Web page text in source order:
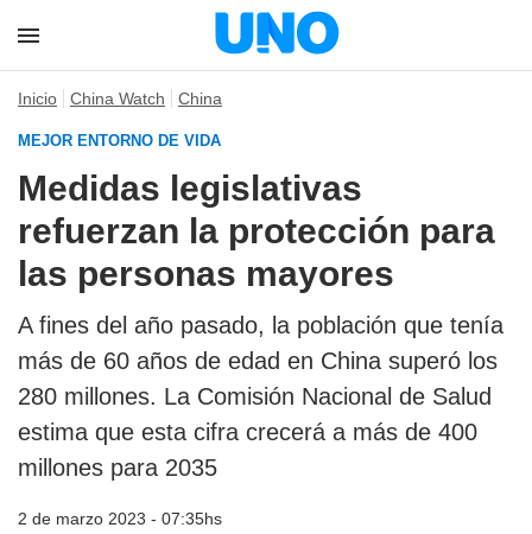
Inicio China Watch China
MEJOR ENTORNO DE VIDA
Medidas legislativas
refuerzan la protección para
las personas mayores
A fines del año pasado, la población que tenía
más de 60 años de edad en China superó los
280 millones. La Comisión Nacional de Salud
estima que esta cifra crecerá a más de 400
millones para 2035
2 de marzo 2023 - 07:35hs